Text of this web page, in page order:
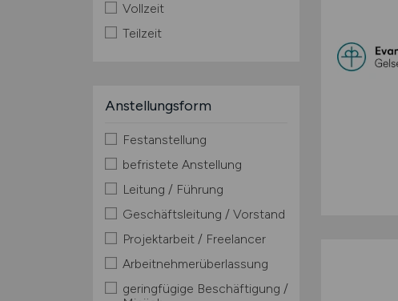
Vollzeit
Teilzeit
Anstellungsform
Festanstellung
befristete Anstellung
Leitung / Führung
Geschäftsleitung / Vorstand
Projektarbeit / Freelancer
Arbeitnehmerüberlassung
geringfügige Beschäftigung /